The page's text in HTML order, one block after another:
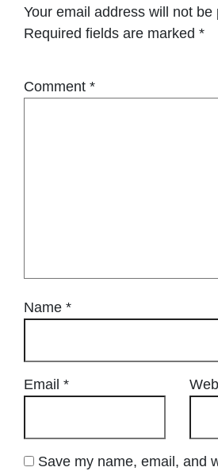
Your email address will not be
Required fields are marked *
Comment *
Name *
Email *
Save my name, email, and